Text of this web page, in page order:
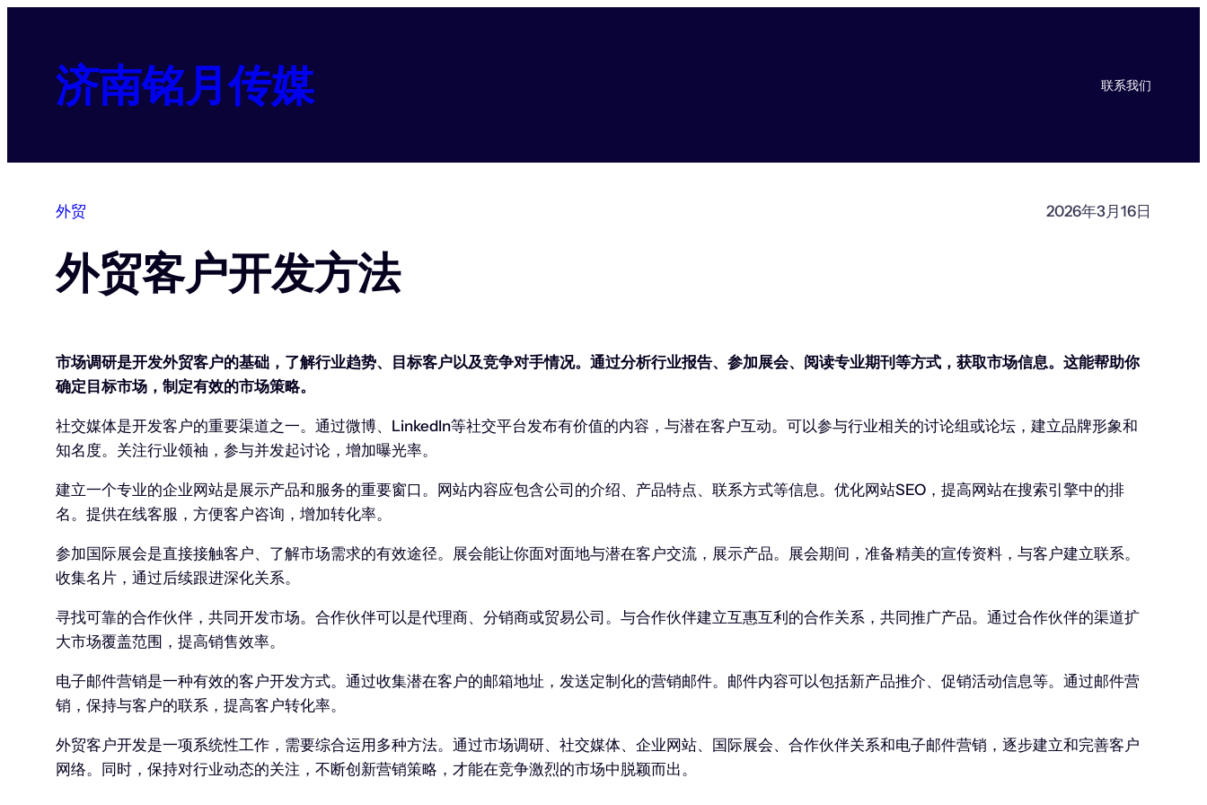
济南铭月传媒 联系我们
外贸 2026年3月16日
外贸客户开发方法
市场调研是开发外贸客户的基础，了解行业趋势、目标客户以及竞争对手情况。通过分析行业报告、参加展会、阅读专业期刊等方式，获取市场信息。这能帮助你
确定目标市场，制定有效的市场策略。
社交媒体是开发客户的重要渠道之一。通过微博、LinkedIn等社交平台发布有价值的内容，与潜在客户互动。可以参与行业相关的讨论组或论坛，建立品牌形象和
知名度。关注行业领袖，参与并发起讨论，增加曝光率。
建立一个专业的企业网站是展示产品和服务的重要窗口。网站内容应包含公司的介绍、产品特点、联系方式等信息。优化网站SEO，提高网站在搜索引擎中的排
名。提供在线客服，方便客户咨询，增加转化率。
参加国际展会是直接接触客户、了解市场需求的有效途径。展会能让你面对面地与潜在客户交流，展示产品。展会期间，准备精美的宣传资料，与客户建立联系。
收集名片，通过后续跟进深化关系。
寻找可靠的合作伙伴，共同开发市场。合作伙伴可以是代理商、分销商或贸易公司。与合作伙伴建立互惠互利的合作关系，共同推广产品。通过合作伙伴的渠道扩
大市场覆盖范围，提高销售效率。
电子邮件营销是一种有效的客户开发方式。通过收集潜在客户的邮箱地址，发送定制化的营销邮件。邮件内容可以包括新产品推介、促销活动信息等。通过邮件营
销，保持与客户的联系，提高客户转化率。
外贸客户开发是一项系统性工作，需要综合运用多种方法。通过市场调研、社交媒体、企业网站、国际展会、合作伙伴关系和电子邮件营销，逐步建立和完善客户
网络。同时，保持对行业动态的关注，不断创新营销策略，才能在竞争激烈的市场中脱颖而出。